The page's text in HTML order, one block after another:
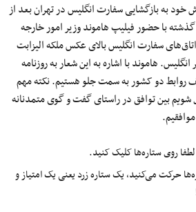
به بازگشایی سفارت انگلیس در تهران بعد از
با حضور فیلیپ هاموند وزیر امور خارجه
سفارت انگلیس بالای عکس ملکه الیزابت
هاموند با اشاره به این شعار به روزنامه
دو کشور به سمت جلو هستیم. نکته مهم
شویم بین توافق در راستای گفت و گوی متمدنانه
روی ستاره‌ها کلیک کنید.
حرکت می‌کنید، یک ستاره زرد یعنی یک امتیاز و